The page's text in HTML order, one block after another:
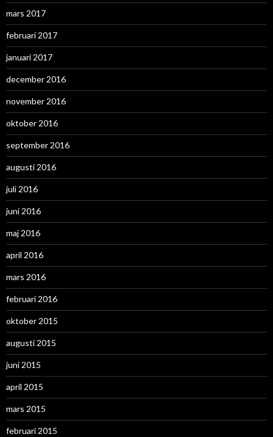
mars 2017
februari 2017
januari 2017
december 2016
november 2016
oktober 2016
september 2016
augusti 2016
juli 2016
juni 2016
maj 2016
april 2016
mars 2016
februari 2016
oktober 2015
augusti 2015
juni 2015
april 2015
mars 2015
februari 2015